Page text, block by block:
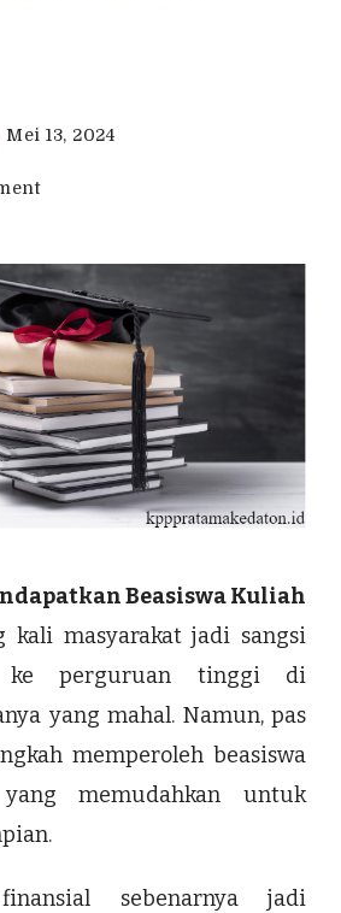
Mei 13, 2024
on
Mendapatkan
Beasiswa
Kuliah
Gratis
Beasiswa Kuliah
kali masyarakat jadi sangsi
perguruan tinggi di
yang mahal. Namun, pas
memperoleh beasiswa
memudahkan untuk
sebenarnya jadi